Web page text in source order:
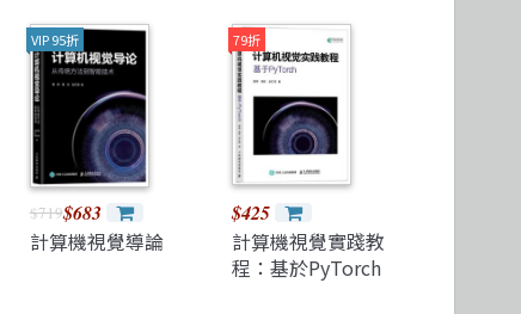
VIP 95折
$719$683
計算機視覺導論
79折
$425
計算機視覺實踐教
程：基於PyTorch